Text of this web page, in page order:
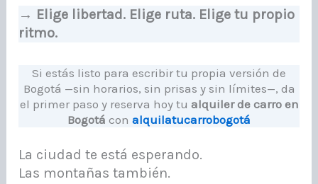
→ Elige libertad. Elige ruta. Elige tu propio
ritmo.
Si estás listo para escribir tu propia versión de
Bogotá —sin horarios, sin prisas y sin límites—, da
el primer paso y reserva hoy tu alquiler de carro en
Bogotá con alquilatucarrobogotá
La ciudad te está esperando.
Las montañas también.